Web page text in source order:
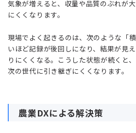
気象が増えると、収量や品質のぶれが
にくくなります。
現場でよく起きるのは、次のような「
いほど記録が後回しになり、結果が見
りにくくなる。こうした状態が続くと
次の世代に引き継ぎにくくなります。
農業DXによる解決策